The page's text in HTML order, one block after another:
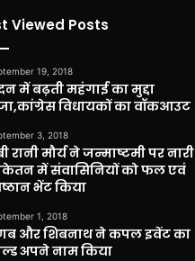
Viewed Posts
19, 2018
में बढ़ती महंगाई का मुद्दा
विधायकों का वॉकआउट
3, 2018
रानी मौर्य ने जन्माष्टमी पर नारी
में संवासिनियों को फल एवं
भेंट किया
1, 2018
और शिबनाथ ने कपल इवेंट का
अपने नाम किया